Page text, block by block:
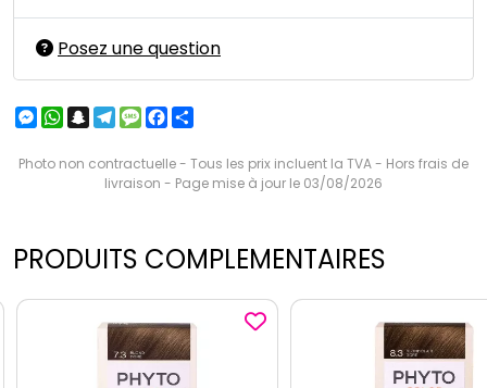
Posez une question
Messenger
WhatsApp
Snapchat
Telegram
MessageFacebook
Photo non contractuelle - Tous les prix incluent la TVA - Hors frais de
livraison - Page mise à jour le 03/08/2026
PRODUITS COMPLEMENTAIRES